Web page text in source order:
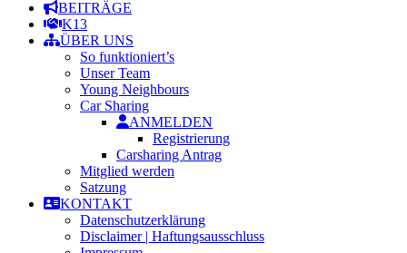
BEITRÄGE
K13
ÜBER UNS
So funktioniert’s
Unser Team
Young Neighbours
Car Sharing
ANMELDEN
Registrierung
Carsharing Antrag
Mitglied werden
Satzung
KONTAKT
Datenschutzerklärung
Disclaimer | Haftungsausschluss